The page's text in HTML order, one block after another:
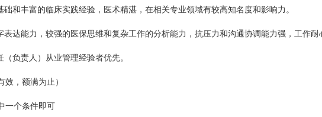
和丰富的临床实践经验，医术精湛，在相关专业领域有较高知名度和影响力。
表达能力，较强的医保思维和复杂工作的分析能力，抗压力和沟通协调能力强，工作耐
负责人）从业管理经验者优先。
效，额满为止）
一个条件即可